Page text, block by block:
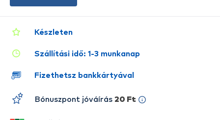
Készleten
Szállítási idő: 1-3 munkanap
Fizethetsz bankkártyával
Bónuszpont jóváírás 20 Ft